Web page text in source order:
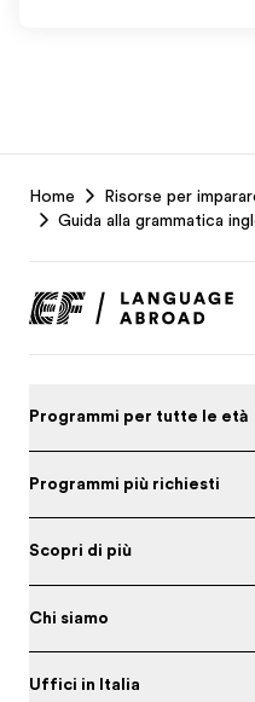
Footer
Home
Risorse per
Guida alla grammatica
Programmi per tutte le età
Programmi più richiesti
Scopri di più
Chi siamo
Uffici in Italia